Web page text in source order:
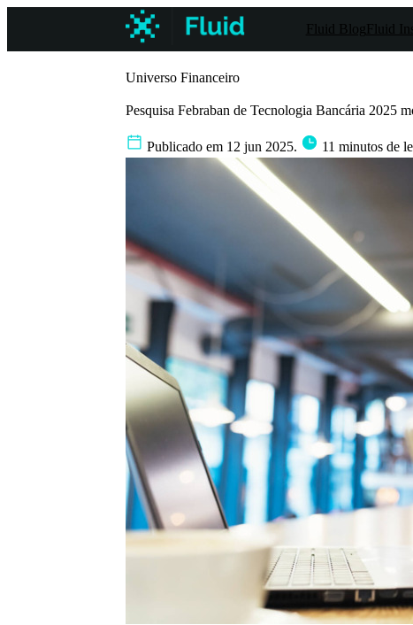
Fluid Blog Fluid
Universo Financeiro
Pesquisa Febraban de Tecnologia Bancária 2025
Publicado em 12 jun 2025. 11 minutos de